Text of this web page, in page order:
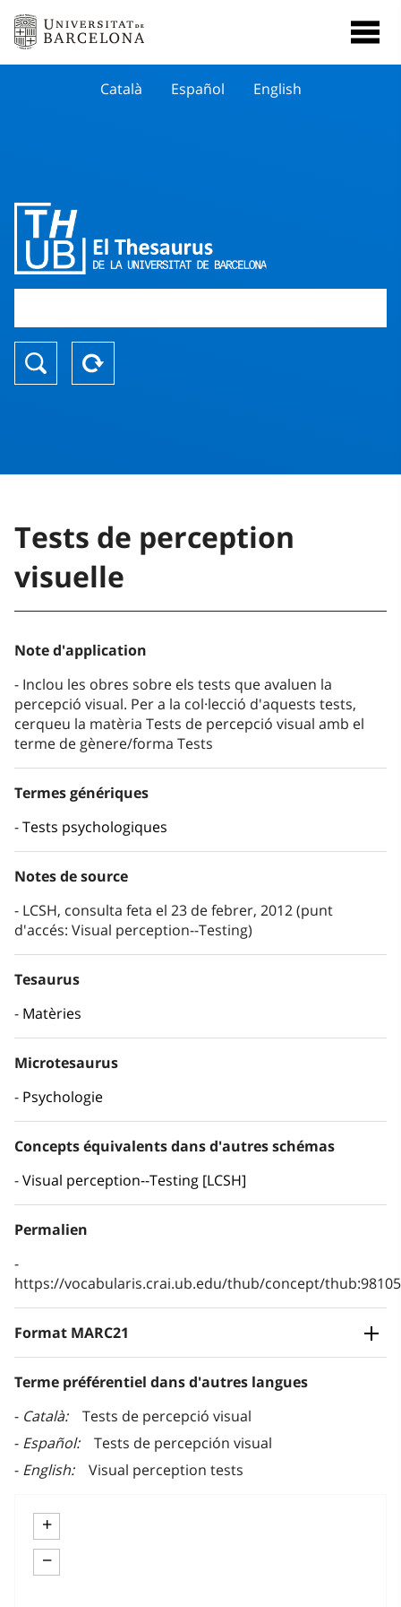
Català Español English
Tests de perception
visuelle
Note d'application
Inclou les obres sobre els tests que avaluen la
percepció visual. Per a la col·lecció d'aquests tests,
cerqueu la matèria Tests de percepció visual amb el
terme de gènere/forma Tests
Termes génériques
Tests psychologiques
Notes de source
LCSH, consulta feta el 23 de febrer, 2012 (punt
d'accés: Visual perception--Testing)
Tesaurus
Matèries
Microtesaurus
Psychologie
Concepts équivalents dans d'autres schémas
Visual perception--Testing [LCSH]
Permalien
https://vocabularis.crai.ub.edu/thub/concept/
Format MARC21
Terme préférentiel dans d'autres langues
Català
Tests de percepció visual
Español
Tests de percepción visual
English
Visual perception tests
+
−